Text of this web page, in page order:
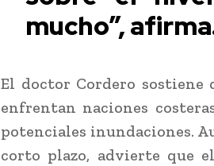
mucho”,
El doctor Cordero sostiene
enfrentan naciones
potenciales inundaciones.
corto plazo, advierte que